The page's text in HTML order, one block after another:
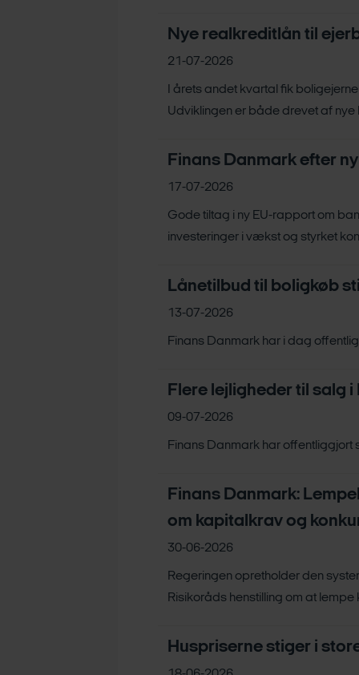
Nye realkreditlån til
21-07-2026
I årets andet kvartal fik
Udviklingen er både drevet af nye
Finans Danmark efter
17-07-2026
Gode tiltag i ny EU-rapport om
investeringer i vækst og styrket
Lånetilbud til boligkøb
13-07-2026
Finans Danmark har i dag
Flere lejligheder til salg
09-07-2026
Finans Danmark har offentliggjort
Finans Danmark:
om kapitalkrav og
30-06-2026
Regeringen opretholder den
Risikoråds henstilling om at lempe
Huspriserne stiger i